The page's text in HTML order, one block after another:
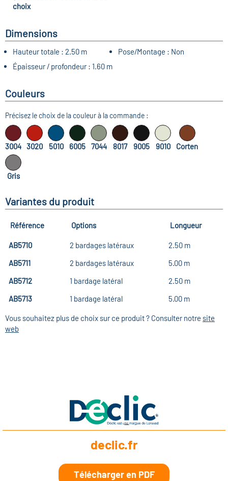
choix
Dimensions
Hauteur totale : 2.50 m Pose/Montage : Non
Épaisseur / profondeur : 1.60 m
Couleurs
Précisez le choix de la couleur à la commande :
3004 3020 5010 6005 7044 8017 9005 9010 Corten
Gris
Variantes du produit
Référence Options Longueur
AB5710 2 bardages latéraux
2.50 m
AB5711
2 bardages latéraux
5.00 m
AB5712
1 bardage latéral
2.50 m
AB5713
1 bardage latéral 5.00 m
Vous souhaitez plus de choix sur ce produit ? Consulter notre site
web
declic.fr
Télécharger en PDF